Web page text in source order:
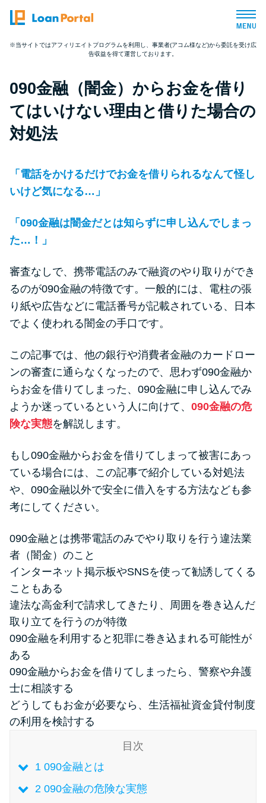
トップページ
おすすめコンテンツ
便利なコンテンツ
カードローン診断
特集ページ
リボ払いをそのまま払いきると
損！
カードローンの見直しで40万円
得した話
最速！最短40分で借りられるカ
特集ページ一覧
種類や特徴で探す
銀行カードローンを選ぶべき4つ
の理由
お金を借りる3つのポイント
その他コラム
※当サイトではアフィリエイトプログラムを利用し、事業者(アコム様など)から委託を受け広
告収益を得て運営しております。
090金融（闇金）からお金を借り
てはいけない理由と借りた場合の
対処法
「電話をかけるだけでお金を借りられるなんて怪し
いけど気になる…」
「090金融は闇金だとは知らずに申し込んでしまっ
た…！」
審査なしで、携帯電話のみで融資のやり取りができ
るのが090金融の特徴です。一般的には、電柱の張
り紙や広告などに電話番号が記載されている、日本
でよく使われる闇金の手口です。
この記事では、他の銀行や消費者金融のカードロー
ンの審査に通らなくなったので、思わず090金融か
らお金を借りてしまった、090金融に申し込んでみ
ようか迷っているという人に向けて、 090金融の危
険な実態を解説します。
もし090金融からお金を借りてしまって被害にあっ
ている場合には、この記事で紹介している対処法
や、090金融以外で安全に借入をする方法なども参
考にしてください。
090金融とは携帯電話のみでやり取りを行う違法業
者（闇金）のこと
インターネット掲示板やSNSを使って勧誘してくる
こともある
違法な高金利で請求してきたり、周囲を巻き込んだ
取り立てを行うのが特徴
090金融を利用すると犯罪に巻き込まれる可能性が
ある
090金融からお金を借りてしまったら、警察や弁護
士に相談する
どうしてもお金が必要なら、生活福祉資金貸付制度
の利用を検討する
目次
1090金融とは
2090金融の危険な実態